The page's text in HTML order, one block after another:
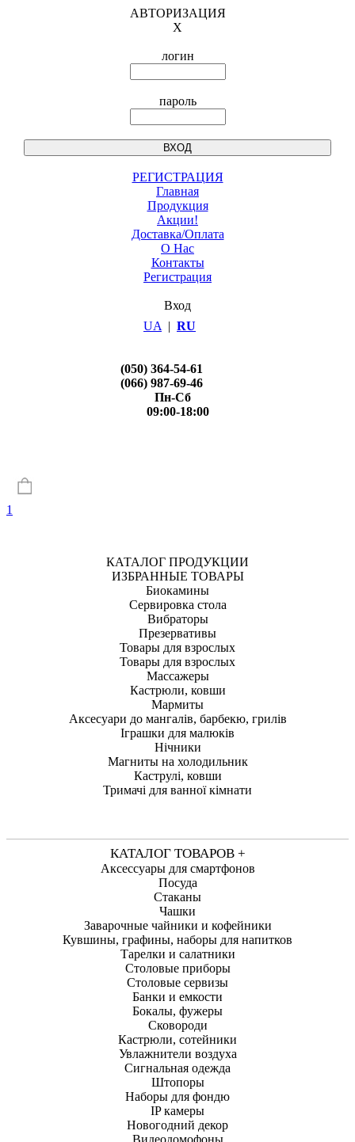
АВТОРИЗАЦИЯ
X
логин
пароль
РЕГИСТРАЦИЯ
Главная
Продукция
Акции!
Доставка/Оплата
О Нас
Контакты
Регистрация
Вход
UA | RU
(050) 364-54-61
(066) 987-69-46
Пн-Сб
09:00-18:00
1
КАТАЛОГ ПРОДУКЦИИ
ИЗБРАННЫЕ ТОВАРЫ
Биокамины
Сервировка стола
Вибраторы
Презервативы
Товары для взрослых
Товары для взрослых
Массажеры
Кастрюли, ковши
Мармиты
Аксесуари до мангалів, барбекю, грилів
Іграшки для малюків
Нічники
Магниты на холодильник
Каструлі, ковши
Тримачі для ванної кімнати
КАТАЛОГ ТОВАРОВ +
Аксессуары для смартфонов
Посуда
Стаканы
Чашки
Заварочные чайники и кофейники
Кувшины, графины, наборы для напитков
Тарелки и салатники
Столовые приборы
Столовые сервизы
Банки и емкости
Бокалы, фужеры
Сковороди
Кастрюли, сотейники
Увлажнители воздуха
Сигнальная одежда
Штопоры
Наборы для фондю
IP камеры
Новогодний декор
Видеодомофоны